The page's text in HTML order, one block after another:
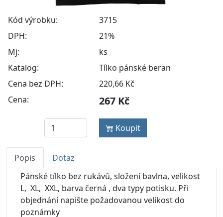
Kód výrobku:
3715
DPH:
21%
Mj:
ks
Katalog:
Tílko pánské beran
Cena bez DPH:
220,66 Kč
Cena:
267 Kč
Koupit
Popis
Dotaz
Pánské tílko bez rukávů, složení bavlna, velikost
L, XL, XXL, barva černá , dva typy potisku. Při
objednání napište požadovanou velikost do
poznámky